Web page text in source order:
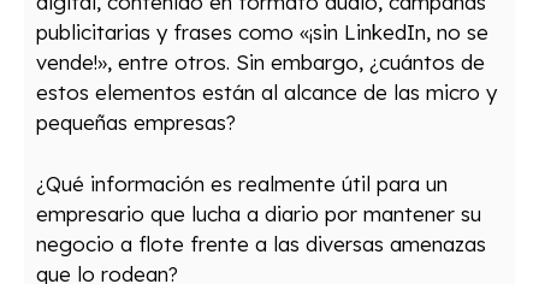
publicitarias y frases como «¡sin LinkedIn, no se
vende!», entre otros. Sin embargo, ¿cuántos de
estos elementos están al alcance de las micro y
pequeñas empresas?
¿Qué información es realmente útil para un
empresario que lucha a diario por mantener su
negocio a flote frente a las diversas amenazas
que lo rodean?